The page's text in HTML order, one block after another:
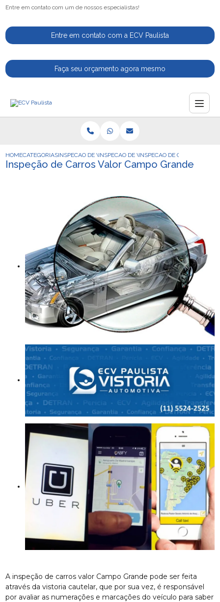
Entre em contato com um de nossos especialistas!
Entre em contato com a ECV Paulista
Faça seu orçamento agora mesmo
HOMECATEGORIASINSPECAO DE VEICULOSINSPECAO DE VEICULOINSPECAO DE CARROS
Inspeção de Carros Valor Campo Grande
A inspeção de carros valor Campo Grande pode ser feita
através da vistoria cautelar, que por sua vez, é responsável
por avaliar as numerações e marcações do veículo para saber